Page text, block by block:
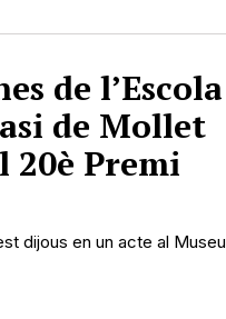
de l’Escola
de Mollet
20è Premi
dijous en un acte al Museu